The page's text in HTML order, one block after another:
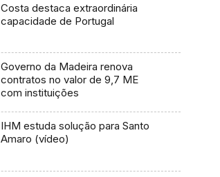
Costa destaca extraordinária
capacidade de Portugal
Governo da Madeira renova
contratos no valor de 9,7 ME
com instituições
IHM estuda solução para Santo
Amaro (vídeo)